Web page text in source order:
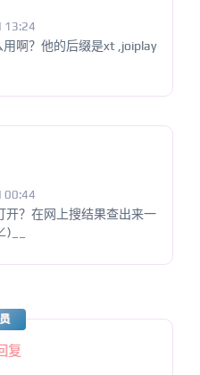
13:24
啊？他的后缀是xt ,joiplay
00:44
开？在网上搜结果查出来一
复